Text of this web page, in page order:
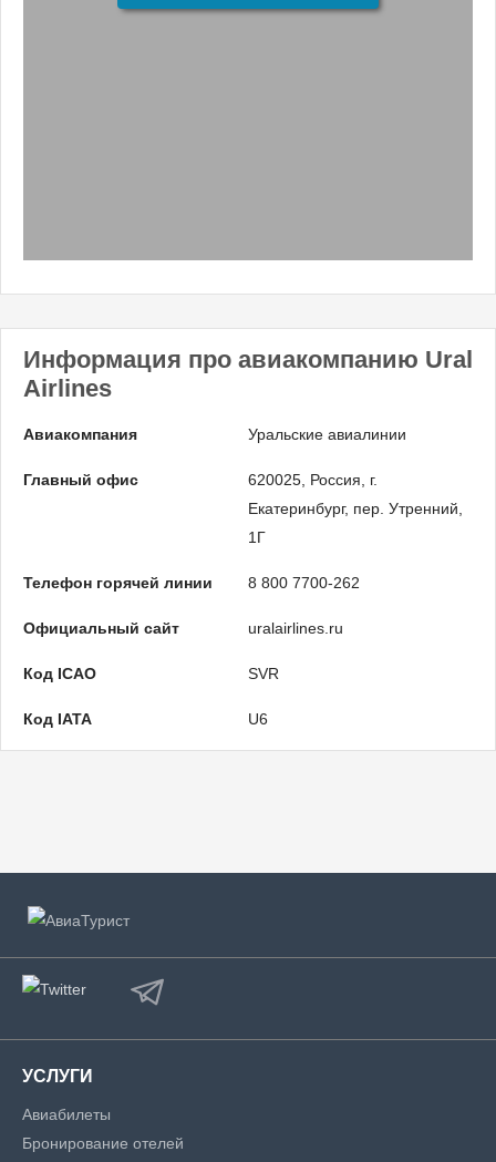
Информация про авиакомпанию Ural
Airlines
Авиакомпания Уральские авиалинии
Главный офис
620025, Россия, г.
Екатеринбург, пер. Утренний,
1Г
Телефон горячей линии 8 800 7700-262
Официальный сайт uralairlines.ru
Код ICAO SVR
Код IATA U6
УСЛУГИ
Авиабилеты
Бронирование отелей